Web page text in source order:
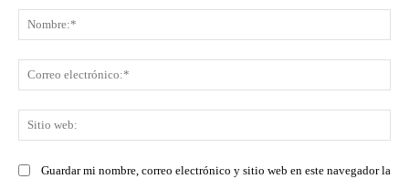
Guardar mi nombre, correo electrónico y sitio web en este navegador la